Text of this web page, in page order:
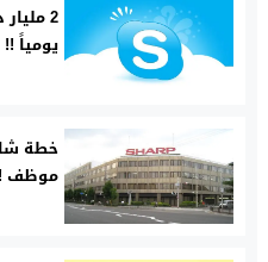
يومياً !!
موظف